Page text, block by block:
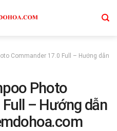
Commander 17.0 Full – Hướng dẫn
Photo
– Hướng dẫn